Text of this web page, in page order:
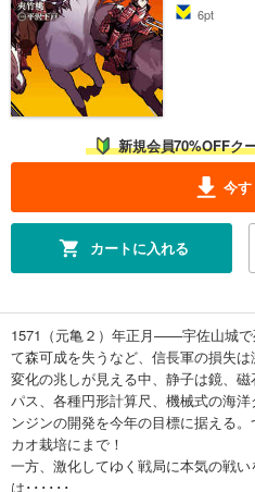
6pt
新規会員70%OFFク
今
カートに入れる
1571（元亀２）年正月——宇佐山城
て森可成を失うなど、信長軍の損失
変化の兆しが見える中、静子は鏡、
パス、各種円形計算尺、機械式の海
ンジンの開発を今年の目標に据える
カオ栽培にまで！
一方、激化してゆく戦局に本気の戦
は･･････